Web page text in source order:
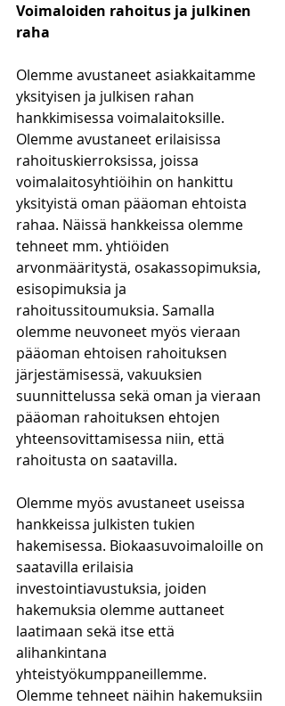
Voimaloiden rahoitus ja julkinen
raha
Olemme avustaneet asiakkaitamme
yksityisen ja julkisen rahan
hankkimisessa voimalaitoksille.
Olemme avustaneet erilaisissa
rahoituskierroksissa, joissa
voimalaitosyhtiöihin on hankittu
yksityistä oman pääoman ehtoista
rahaa. Näissä hankkeissa olemme
tehneet mm. yhtiöiden
arvonmääritystä, osakassopimuksia,
esisopimuksia ja
rahoitussitoumuksia. Samalla
olemme neuvoneet myös vieraan
pääoman ehtoisen rahoituksen
järjestämisessä, vakuuksien
suunnittelussa sekä oman ja vieraan
pääoman rahoituksen ehtojen
yhteensovittamisessa niin, että
rahoitusta on saatavilla.
Olemme myös avustaneet useissa
hankkeissa julkisten tukien
hakemisessa. Biokaasuvoimaloille on
saatavilla erilaisia
investointiavustuksia, joiden
hakemuksia olemme auttaneet
laatimaan sekä itse että
alihankintana
yhteistyökumppaneillemme.
Olemme tehneet näihin hakemuksiin